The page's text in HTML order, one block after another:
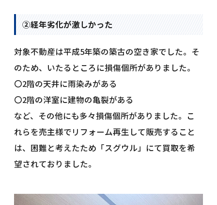
②経年劣化が激しかった
対象不動産は平成5年築の築古の空き家でした。そ
のため、いたるところに損傷個所がありました。
〇2階の天井に雨染みがある
〇2階の洋室に建物の亀裂がある
など、その他にも多々損傷個所がありました。こ
れらを売主様でリフォーム再生して販売すること
は、困難と考えたため「スグウル」にて買取を希
望されておりました。